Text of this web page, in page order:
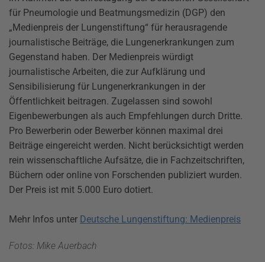
für Pneumologie und Beatmungsmedizin (DGP) den
„Medienpreis der Lungenstiftung“ für herausragende
journalistische Beiträge, die Lungenerkrankungen zum
Gegenstand haben. Der Medienpreis würdigt
journalistische Arbeiten, die zur Aufklärung und
Sensibilisierung für Lungenerkrankungen in der
Öffentlichkeit beitragen. Zugelassen sind sowohl
Eigenbewerbungen als auch Empfehlungen durch Dritte.
Pro Bewerberin oder Bewerber können maximal drei
Beiträge eingereicht werden. Nicht berücksichtigt werden
rein wissenschaftliche Aufsätze, die in Fachzeitschriften,
Büchern oder online von Forschenden publiziert wurden.
Der Preis ist mit 5.000 Euro dotiert.
Mehr Infos unter Deutsche Lungenstiftung: Medienpreis
Fotos: Mike Auerbach